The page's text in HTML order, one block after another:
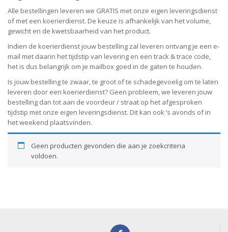
Alle bestellingen leveren we GRATIS met onze eigen leveringsdienst
of met een koerierdienst. De keuze is afhankelijk van het volume,
gewicht en de kwetsbaarheid van het product.
Indien de koerierdienst jouw bestelling zal leveren ontvang je een e-
mail met daarin het tijdstip van levering en een track & trace code,
het is dus belangrijk om je mailbox goed in de gaten te houden.
Is jouw bestelling te zwaar, te groot of te schadegevoelig om te laten
leveren door een koerierdienst? Geen probleem, we leveren jouw
bestelling dan tot aan de voordeur / straat op het afgesproken
tijdstip met onze eigen leveringsdienst. Dit kan ook ‘s avonds of in
het weekend plaatsvinden.
Geen producten gevonden die aan je zoekcriteria
voldoen.